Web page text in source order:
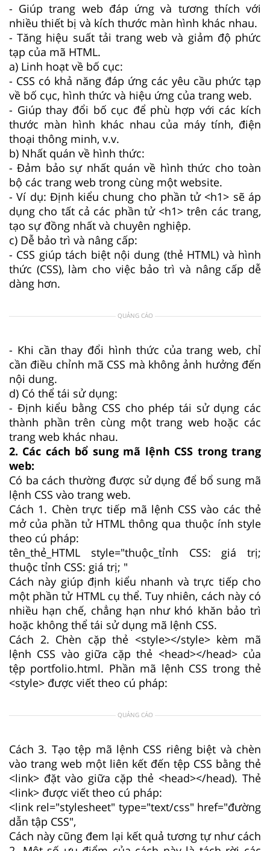
- Giúp trang web đáp ứng và tương thích với
nhiều thiết bị và kích thước màn hình khác nhau.
- Tăng hiệu suất tải trang web và giảm độ phức
tạp của mã HTML.
a) Linh hoạt về bố cục:
- CSS có khả năng đáp ứng các yêu cầu phức tạp
về bố cục, hình thức và hiệu ứng của trang web.
- Giúp thay đổi bố cục để phù hợp với các kích
thước màn hình khác nhau của máy tính, điện
thoại thông minh, v.v.
b) Nhất quán về hình thức:
- Đảm bảo sự nhất quán về hình thức cho toàn
bộ các trang web trong cùng một website.
- Ví dụ: Định kiểu chung cho phần tử <h1> sẽ áp
dụng cho tất cả các phần tử <h1> trên các trang,
tạo sự đồng nhất và chuyên nghiệp.
c) Dễ bảo trì và nâng cấp:
- CSS giúp tách biệt nội dung (thẻ HTML) và hình
thức (CSS), làm cho việc bảo trì và nâng cấp dễ
dàng hơn.
QUẢNG CÁO
- Khi cần thay đổi hình thức của trang web, chỉ
cần điều chỉnh mã CSS mà không ảnh hưởng đến
nội dung.
d) Có thể tái sử dụng:
- Định kiểu bằng CSS cho phép tái sử dụng các
thành phần trên cùng một trang web hoặc các
trang web khác nhau.
2. Các cách bổ sung mã lệnh CSS trong trang
web:
Có ba cách thường được sử dụng để bổ sung mã
lệnh CSS vào trang web.
Cách 1. Chèn trực tiếp mã lệnh CSS vào các thẻ
mở của phần tử HTML thông qua thuộc ính style
theo cú pháp:
tên_thẻ_HTML style="thuộc_tỉnh CSS: giá trị;
thuộc tỉnh CSS: giá trị; "
Cách này giúp định kiểu nhanh và trực tiếp cho
một phần tử HTML cụ thể. Tuy nhiên, cách này có
nhiều hạn chế, chẳng hạn như khó khăn bảo trì
hoặc không thể tái sử dụng mã lệnh CSS.
Cách 2. Chèn cặp thẻ <style></style> kèm mã
lệnh CSS vào giữa cặp thẻ <head></head> của
tệp portfolio.html. Phần mã lệnh CSS trong thẻ
<style> được viết theo cú pháp:
QUẢNG CÁO
Cách 3. Tạo tệp mã lệnh CSS riêng biệt và chèn
vào trang web một liên kết đến tệp CSS bằng thẻ
<link> đặt vào giữa cặp thẻ <head></head). Thẻ
<link> được viết theo cú pháp:
<link rel="stylesheet" type="text/css" href="đường
dẫn tập CSS",
Cách này cũng đem lại kết quả tương tự như cách